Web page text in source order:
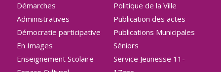
Démarches
Administratives
Démocratie participative
En Images
Enseignement Scolaire
Politique de la Ville
Publication des actes
Publications Municipales
Séniors
Service Jeunesse 11-